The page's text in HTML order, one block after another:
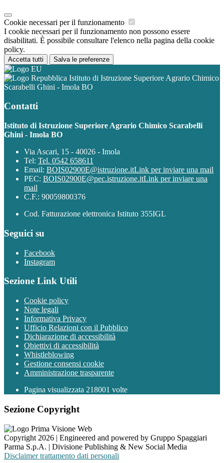
Cookie necessari per il funzionamento
I cookie necessari per il funzionamento non possono essere
disabilitati. È possibile consultare l'elenco nella pagina della cookie
policy.
Accetta tutti Salva le preferenze
Istituto di Istruzione Superiore Agrario Chimico
Scarabelli Ghini - Imola BO
Contatti
Istituto di Istruzione Superiore Agrario Chimico Scarabelli
Ghini - Imola BO
Via Ascari, 15 - 40026 - Imola
Tel: Tel. 0542 658611
Email: BOIS02900E@istruzione.itLink per inviare una mail
PEC: BOIS02900E@pec.istruzione.itLink per inviare una
mail
C.F.: 90059800376
Cod. Fatturazione elettronica Istituto 355IGL
Seguici su
Facebook
Instagram
Sezione Link Utili
Cookie policy
Note legali
Informativa Privacy
Ufficio Relazioni con il Pubblico
Dichiarazione di accessibilità
Obiettivi di accessibilità
Whistleblowing
Gestione consensi cookie
Amministrazione trasparente
Pagina visualizzata 218001 volte
Sezione Copyright
Copyright 2026 | Engineered and powered by Gruppo Spaggiari
Parma S.p.A. | Divisione Publishing & New Social Media
Disclaimer trattamento dati personali